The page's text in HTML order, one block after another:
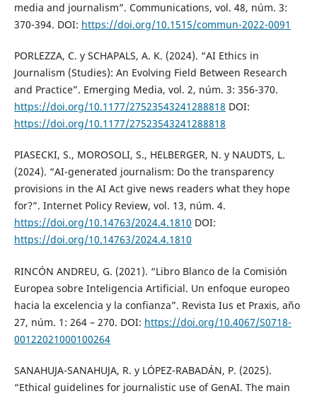
media and journalism”. Communications, vol. 48, núm. 3:
370-394. DOI: https://doi.org/10.1515/commun-2022-0091
PORLEZZA, C. y SCHAPALS, A. K. (2024). “AI Ethics in
Journalism (Studies): An Evolving Field Between Research
and Practice”. Emerging Media, vol. 2, núm. 3: 356-370.
https://doi.org/10.1177/27523543241288818 DOI:
https://doi.org/10.1177/27523543241288818
PIASECKI, S., MOROSOLI, S., HELBERGER, N. y NAUDTS, L.
(2024). “AI-generated journalism: Do the transparency
provisions in the AI Act give news readers what they hope
for?”. Internet Policy Review, vol. 13, núm. 4.
https://doi.org/10.14763/2024.4.1810 DOI:
https://doi.org/10.14763/2024.4.1810
RINCÓN ANDREU, G. (2021). “Libro Blanco de la Comisión
Europea sobre Inteligencia Artificial. Un enfoque europeo
hacia la excelencia y la confianza”. Revista Ius et Praxis, año
27, núm. 1: 264 – 270. DOI: https://doi.org/10.4067/S0718-
00122021000100264
SANAHUJA-SANAHUJA, R. y LÓPEZ-RABADÁN, P. (2025).
“Ethical guidelines for journalistic use of GenAI. The main